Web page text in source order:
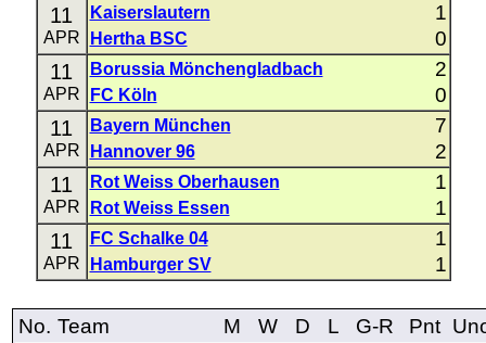
11
APR
Kaiserslautern 1
Hertha BSC 0
11
APR
Borussia Mönchengladbach 2
FC Köln 0
11
APR
Bayern München 7
Hannover 96 2
11
APR
Rot Weiss Oberhausen 1
Rot Weiss Essen 1
11
APR
FC Schalke 04 1
Hamburger SV 1
No. Team M W D L G-R Pnt